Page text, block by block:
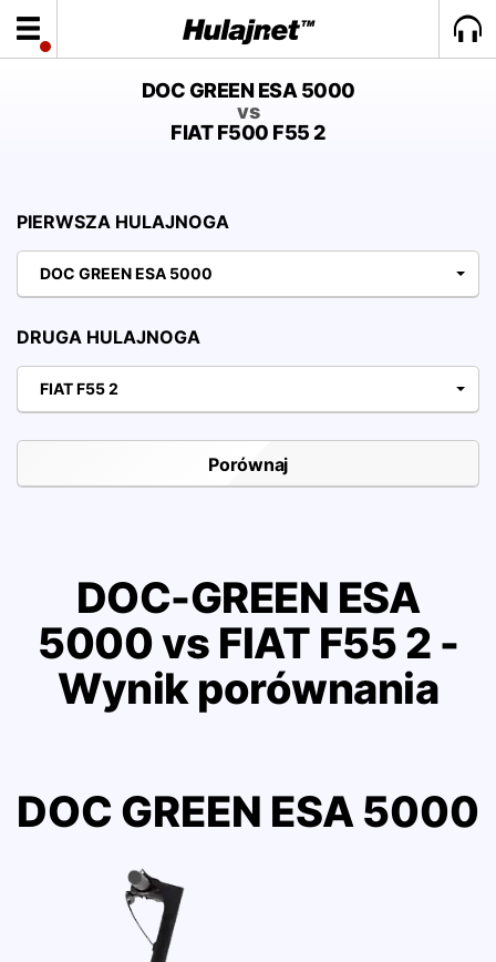
DOC GREEN ESA 5000
vs
FIAT F500 F55 2
PIERWSZA HULAJNOGA
DOC GREEN ESA 5000
DRUGA HULAJNOGA
FIAT F55 2
DOC-GREEN ESA
5000 vs FIAT F55 2 -
Wynik porównania
DOC GREEN ESA 5000